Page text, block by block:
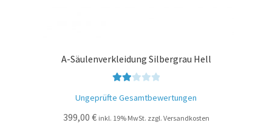
A-Säulenverkleidung Silbergrau Hell
rtet
mit
Ungeprüfte Gesamtbewertungen
399,00 € inkl. 19% MwSt. zzgl. Versandkosten